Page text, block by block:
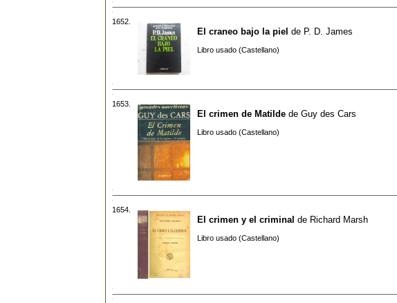
1652.
El craneo bajo la piel de P. D. James
Libro usado (Castellano)
1653.
El crimen de Matilde de Guy des Cars
Libro usado (Castellano)
1654.
El crimen y el criminal de Richard Marsh
Libro usado (Castellano)